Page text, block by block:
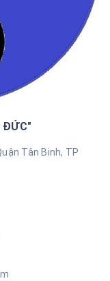
ĐỨC"
Tân Binh, TP